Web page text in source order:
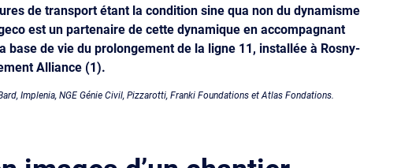
de transport étant la condition sine qua non du dynamisme
est un partenaire de cette dynamique en accompagnant
base de vie du prolongement de la ligne 11, installée à Rosny-
Alliance (1).
Implenia, NGE Génie Civil, Pizzarotti, Franki Foundations et Atlas Fondations.